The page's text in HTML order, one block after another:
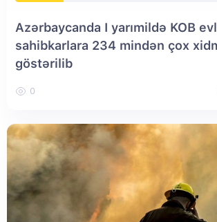
Azərbaycanda I yarımildə KOB
sahibkarlara 234 mindən çox
göstərilib
0